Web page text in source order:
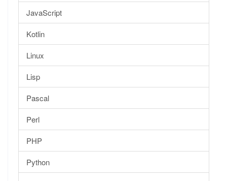
JavaScript
Kotlin
Linux
Lisp
Pascal
Perl
PHP
Python